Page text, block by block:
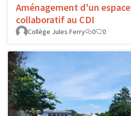
Aménagement d'un espace
collaboratif au CDI
Collège Jules Ferry
0 0